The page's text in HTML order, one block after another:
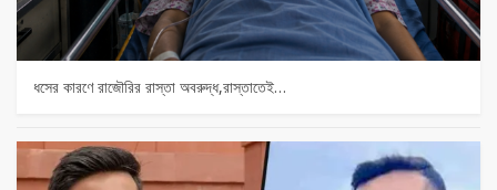
ধসের কারণে রাজৌরির রাস্তা অবরুদ্ধ,রাস্তাতেই…